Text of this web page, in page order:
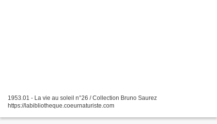
1953.01 - La vie au soleil n°26 / Collection Bruno Saurez
https://labibliotheque.coeurnaturiste.com